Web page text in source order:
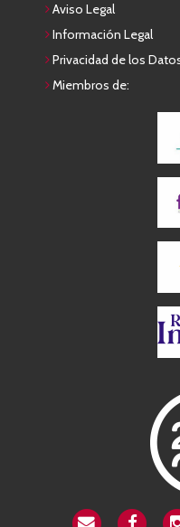
Aviso Legal
Información Legal
Privacidad de los
Miembros de: